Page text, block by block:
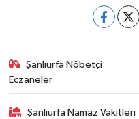
Şanlıurfa Nöbetçi
Eczaneler
Şanlıurfa Namaz Vakitleri